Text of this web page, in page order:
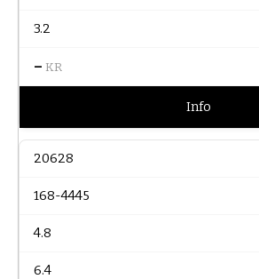
3.2
– KR
Info
20628
168-4445
4.8
6.4